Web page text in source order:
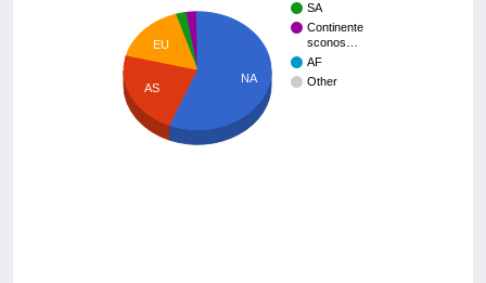
SA
Continente
sconos…
AF
Other
EU
AS
NA